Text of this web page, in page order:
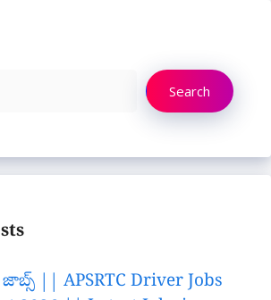
Search
జాబ్స్ || APSRTC Driver Jobs